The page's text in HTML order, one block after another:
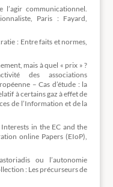
communicationnel.
Paris : Fayard,
: Entre faits et normes,
mais à quel « prix » ?
des associations
– Cas d’étude : la
à certains gaz à effet de
de l’Information et de la
in the EC and the
online Papers (EIoP),
ou l’autonomie
: Les précurseurs de